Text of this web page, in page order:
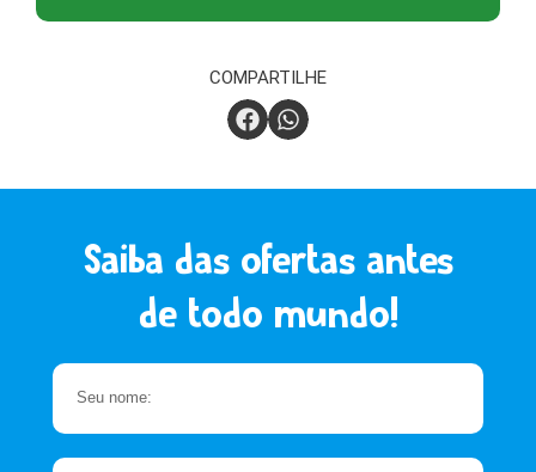
COMPARTILHE
Saiba das ofertas antes
de todo mundo!